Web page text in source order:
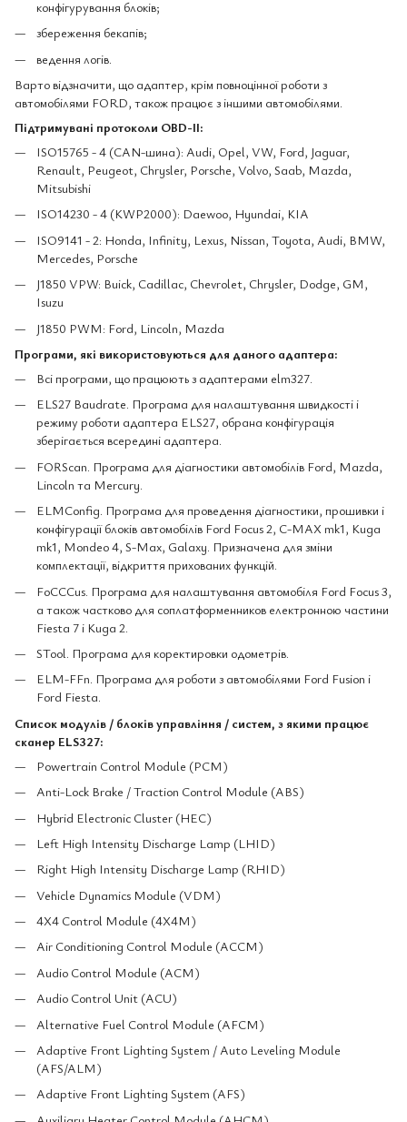
конфігурування блоків;
збереження бекапів;
ведення логів.
Варто відзначити, що адаптер, крім повноцінної роботи з
автомобілями FORD, також працює з іншими автомобілями.
Підтримувані протоколи OBD-II:
ISO15765 - 4 (CAN-шина): Audi, Opel, VW, Ford, Jaguar,
Renault, Peugeot, Chrysler, Porsche, Volvo, Saab, Mazda,
Mitsubishi
ISO14230 - 4 (KWP2000): Daewoo, Hyundai, KIA
ISO9141 - 2: Honda, Infinity, Lexus, Nissan, Toyota, Audi, BMW,
Mercedes, Porsche
J1850 VPW: Buick, Cadillac, Chevrolet, Chrysler, Dodge, GM,
Isuzu
J1850 PWM: Ford, Lincoln, Mazda
Програми, які використовуються для даного адаптера:
Всі програми, що працюють з адаптерами elm327.
ELS27 Baudrate. Програма для налаштування швидкості і
режиму роботи адаптера ELS27, обрана конфігурація
зберігається всередині адаптера.
FORScan. Програма для діагностики автомобілів Ford, Mazda,
Lincoln та Mercury.
ELMConfig. Програма для проведення діагностики, прошивки і
конфігурації блоків автомобілів Ford Focus 2, C-MAX mk1, Kuga
mk1, Mondeo 4, S-Max, Galaxy. Призначена для зміни
комплектації, відкриття прихованих функцій.
FoCCCus. Програма для налаштування автомобіля Ford Focus 3,
а також частково для соплатформенников електронною частини
Fiesta 7 і Kuga 2.
STool. Програма для коректировки одометрів.
ELM-FFn. Програма для роботи з автомобілями Ford Fusion і
Ford Fiesta.
Список модулів / блоків управління / систем, з якими працює
сканер ELS327:
Powertrain Control Module (PCM)
Anti-Lock Brake / Traction Control Module (ABS)
Hybrid Electronic Cluster (HEC)
Left High Intensity Discharge Lamp (LHID)
Right High Intensity Discharge Lamp (RHID)
Vehicle Dynamics Module (VDM)
4X4 Control Module (4X4M)
Air Conditioning Control Module (ACCM)
Audio Control Module (ACM)
Audio Control Unit (ACU)
Alternative Fuel Control Module (AFCM)
Adaptive Front Lighting System / Auto Leveling Module
(AFS/ALM)
Adaptive Front Lighting System (AFS)